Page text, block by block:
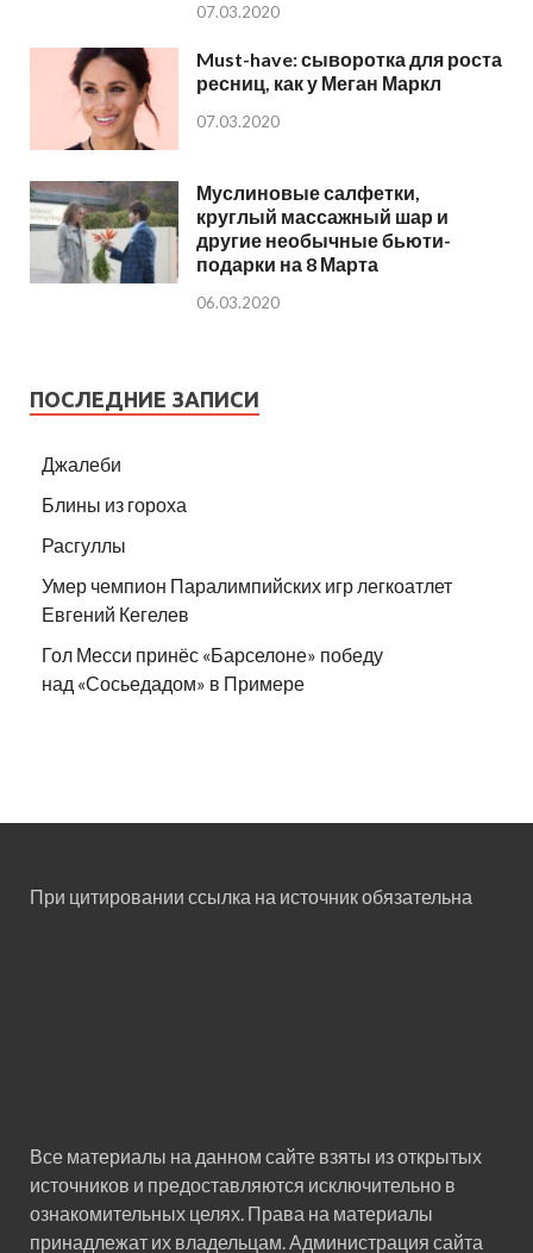
07.03.2020
Must-have: сыворотка для роста
ресниц, как у Меган Маркл
07.03.2020
Муслиновые салфетки,
круглый массажный шар и
другие необычные бьюти-
подарки на 8 Марта
06.03.2020
ПОСЛЕДНИЕ ЗАПИСИ
Джалеби
Блины из гороха
Расгуллы
Умер чемпион Паралимпийских игр легкоатлет
Евгений Кегелев
Гол Месси принёс «Барселоне» победу
над «Сосьедадом» в Примере
При цитировании ссылка на источник обязательна
Все материалы на данном сайте взяты из открытых
источников и предоставляются исключительно в
ознакомительных целях. Права на материалы
принадлежат их владельцам. Администрация сайта